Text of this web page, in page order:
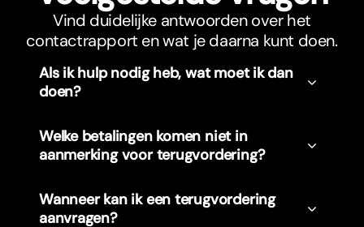
Vind duidelijke antwoorden over het
contactrapport en wat je daarna kunt doen.
Als ik hulp nodig heb, wat moet ik dan
doen?
Welke betalingen komen niet in
aanmerking voor terugvordering?
Wanneer kan ik een terugvordering
aanvragen?